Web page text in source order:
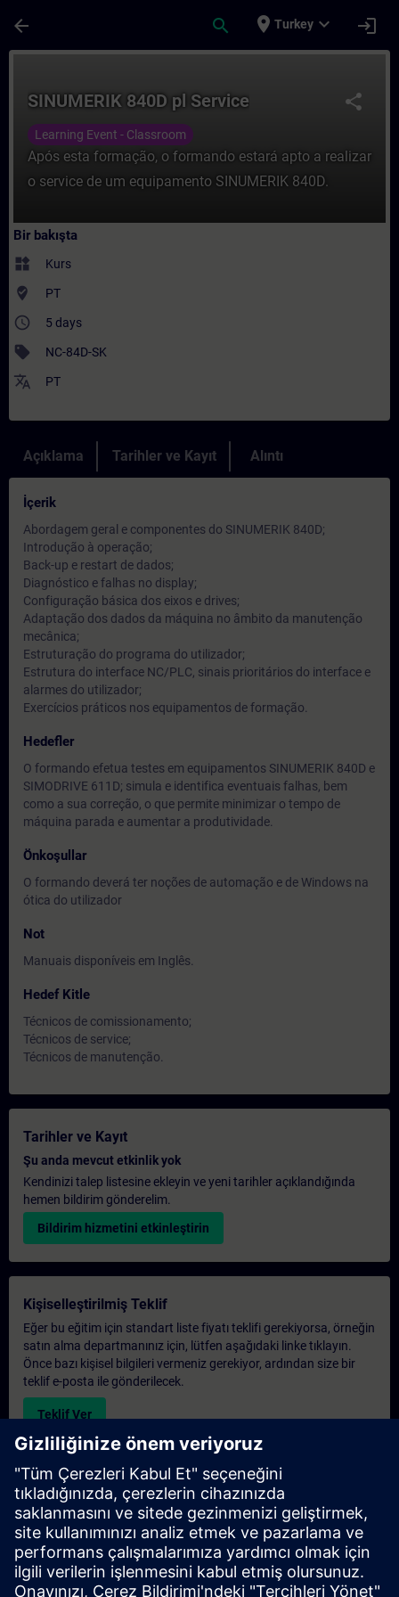
arrow_back search place Turkey expand_more login
share
SINUMERIK 840D pl Service
Learning Event - Classroom
Após esta formação, o formando estará apto a realizar
o service de um equipamento SINUMERIK 840D.
Bir bakışta
widgets Kurs
where_to_vote PT
access_time 5 days
sell NC-84D-SK
translate PT
Açıklama Tarihler ve Kayıt Alıntı
İçerik
Abordagem geral e componentes do SINUMERIK 840D;
Introdução à operação;
Back-up e restart de dados;
Diagnóstico e falhas no display;
Configuração básica dos eixos e drives;
Adaptação dos dados da máquina no âmbito da manutenção
mecânica;
Estruturação do programa do utilizador;
Estrutura do interface NC/PLC, sinais prioritários do interface e
alarmes do utilizador;
Exercícios práticos nos equipamentos de formação.
Hedefler
O formando efetua testes em equipamentos SINUMERIK 840D e
SIMODRIVE 611D; simula e identifica eventuais falhas, bem
como a sua correção, o que permite minimizar o tempo de
máquina parada e aumentar a produtividade.
Önkoşullar
O formando deverá ter noções de automação e de Windows na
ótica do utilizador
Not
Manuais disponíveis em Inglês.
Hedef Kitle
Técnicos de comissionamento;
Técnicos de service;
Técnicos de manutenção.
Tarihler ve Kayıt
Şu anda mevcut etkinlik yok
Kendinizi talep listesine ekleyin ve yeni tarihler açıklandığında
hemen bildirim gönderelim.
Bildirim hizmetini etkinleştirin
Kişiselleştirilmiş Teklif
Eğer bu eğitim için standart liste fiyatı teklifi gerekiyorsa, örneğin
satın alma departmanınız için, lütfen aşağıdaki linke tıklayın.
Önce bazı kişisel bilgileri vermeniz gerekiyor, ardından size bir
teklif e-posta ile gönderilecek.
Teklif Ver
Exclusive Training Enquiry
Please complete the enquiry form below if you require a
quotation for an exclusive training course either on-site, virtually
or at our SITRAIN training centre. This type of request would be
suitable for larger groups ( 6 and above). After providing your
contact details and your training requirements, you will receive a